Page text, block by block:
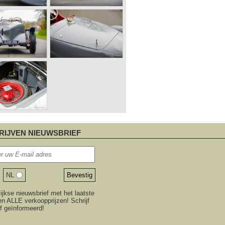
NIEUWSBRIEF
NL
nieuwsbrief met het laatste
ALLE verkoopprijzen! Schrijf
geïnformeerd!